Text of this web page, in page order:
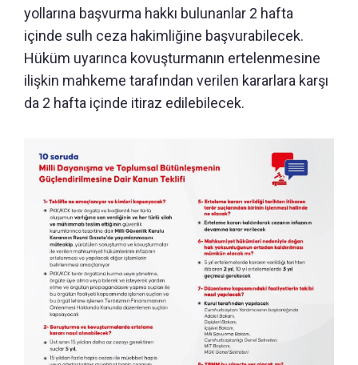
yollarına başvurma hakkı bulunanlar 2 hafta
içinde sulh ceza hakimliğine başvurabilecek.
Hüküm uyarınca kovuşturmanın ertelenmesine
ilişkin mahkeme tarafından verilen kararlara karşı
da 2 hafta içinde itiraz edilebilecek.